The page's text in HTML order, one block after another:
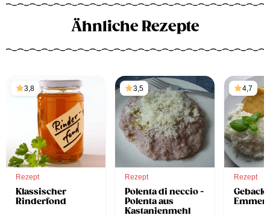
Ähnliche Rezepte
3,8
Rezept
Klassischer
Rinderfond
3,5
Rezept
Polenta di neccio -
Polenta aus
Kastanienmehl
4,7
Rezept